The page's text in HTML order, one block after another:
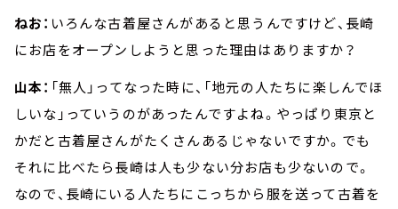
ねお： いろんな古着屋さんがあると思うんですけど、長崎
にお店をオープンしようと思った理由はありますか？
山本： 「無人」ってなった時に、「地元の人たちに楽しんでほ
しいな」っていうのがあったんですよね。やっぱり東京と
かだと古着屋さんがたくさんあるじゃないですか。でも
それに比べたら長崎は人も少ない分お店も少ないので。
なので、長崎にいる人たちにこっちから服を送って古着を